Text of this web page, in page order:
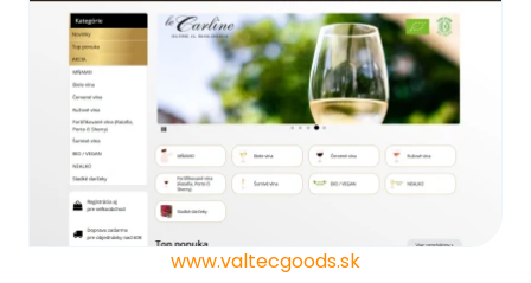
www.valtecgoods.sk